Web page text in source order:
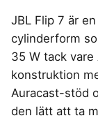
Steamer
Strykjärn
GAMING
Gaming Dator
Gaming
Gaming
Gaming Laptop
Gaming router
Hundförsäkring
Kattförsäkring
MEDIA &
Bredband
Rödljusterapi
Skäggtrimmer
Solglasögon
5-manna tält
6-manna tält
Abborrespö
Familjetält
Jaktkängor
Cykelhjälm barn
GPS Klocka
UTELEK &
Berg
Gungställning
Laddbox
Sommardäck
JBL Flip 7 är
cylinderform
35 W tack
konstruktion
Auracast-stöd
den lätt att ta